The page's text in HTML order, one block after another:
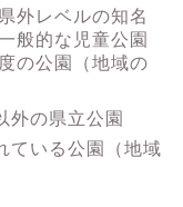
外レベルの知名
般的な児童公園
の公園（地域の
外の県立公園
ている公園（地域